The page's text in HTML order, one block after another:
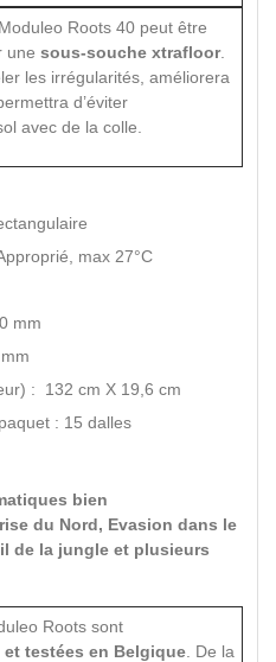
Roots 40 peut être
une sous-souche xtrafloor.
les irrégularités, améliorera
d’éviter
avec de la colle.
max 27°C
mm
: 132 cm X 19,6 cm
: 15 dalles
bien
du Nord, Evasion dans le
de la jungle et plusieurs
Roots sont
testées en Belgique . De la